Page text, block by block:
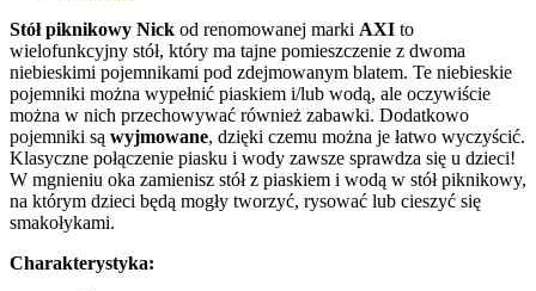
Stół piknikowy Nick od renomowanej marki AXI to
wielofunkcyjny stół, który ma tajne pomieszczenie z dwoma
niebieskimi pojemnikami pod zdejmowanym blatem. Te niebieskie
pojemniki można wypełnić piaskiem i/lub wodą, ale oczywiście
można w nich przechowywać również zabawki. Dodatkowo
pojemniki są wyjmowane, dzięki czemu można je łatwo wyczyścić.
Klasyczne połączenie piasku i wody zawsze sprawdza się u dzieci!
W mgnieniu oka zamienisz stół z piaskiem i wodą w stół piknikowy,
na którym dzieci będą mogły tworzyć, rysować lub cieszyć się
smakołykami.
Charakterystyka: